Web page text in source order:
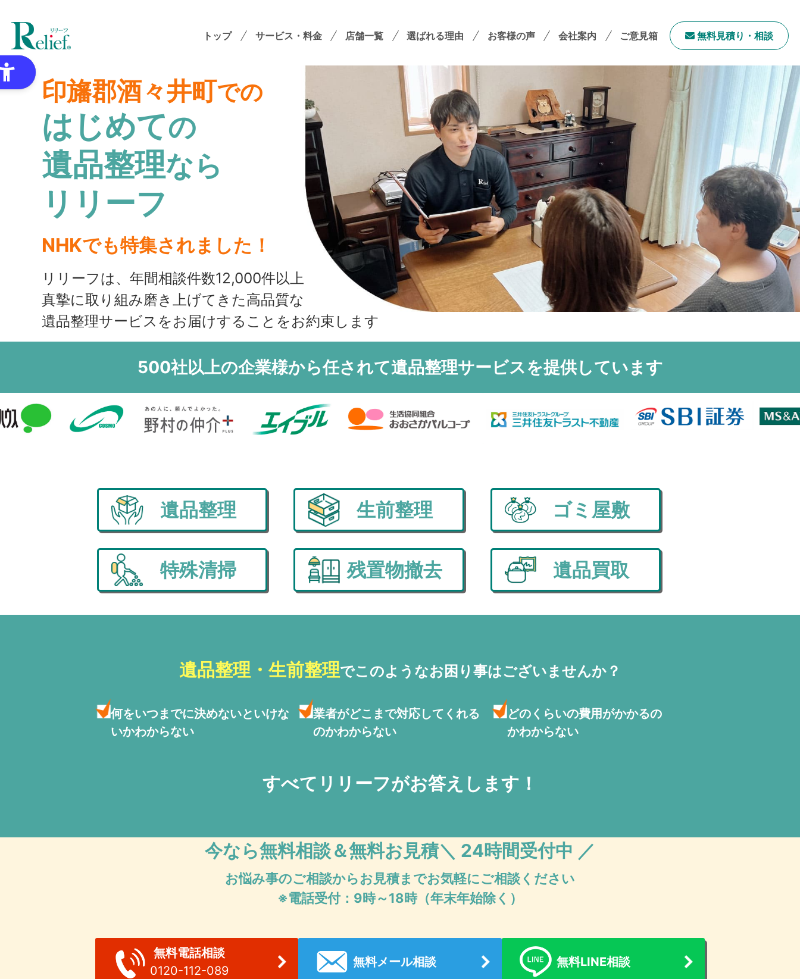
トップ サービス・料金
特殊清掃・孤独死
ゴミ屋敷・モノ屋敷
オプションサービス
想い出整理パック
各種セミナーのご案内
領収書の発行方法
店舗一覧 選ばれる理由 お客様の声 会社案内
社長メッセージ
会社概要
採用情報
サステナビリティ
「ユニウェブ」の使い方
フランチャイズ加盟オーナー募集
ご意見箱 無料⾒積り・相談
印旛郡酒々井町での
はじめての
遺品整理なら
リリーフ
NHKでも特集されました！
リリーフは、年間相談件数12,000件以上
真摯に取り組み磨き上げてきた高品質な
遺品整理サービスをお届けすることをお約束します
500社以上の企業様から任されて遺品整理サービスを提供しています
遺品整理 生前整理 ゴミ屋敷
特殊清掃 残置物撤去 遺品買取
遺品整理・生前整理でこのようなお困り事はございませんか？
何をいつまでに決めないといけな
いかわからない
業者がどこまで対応して くれる
のかわからない
どのくらいの費用がかかるの
かわからない
すべてリリーフがお答えします！
今なら無料相談＆無料お見積＼ 24時間受付中 ／
お悩み事のご相談からお見積までお気軽にご相談ください
※電話受付：9時～18時（年末年始除く）
無料電話相談
0120-112-089
無料メール相談 無料LINE相談